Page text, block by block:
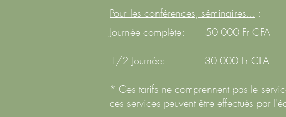
Pour les conférences, séminaires...
Journée complète: 50 000 Fr CFA
1/2 Journée: 30 000 Fr CFA
* Ces tarifs ne comprennent pas le
ces services peuvent être effectués par